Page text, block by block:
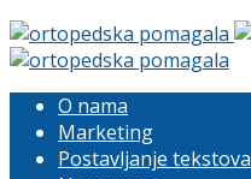
O nama
Marketing
Postavljanje tekstova